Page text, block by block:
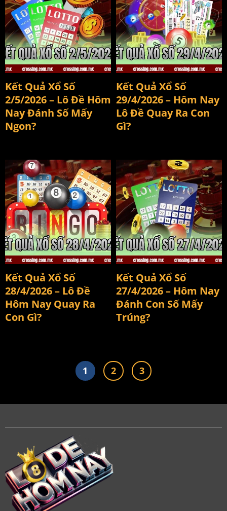
kết quả xổ số 2/5/2026
Kết Quả Xổ Số
2/5/2026 – Lô Đề Hôm
Nay Đánh Số Mấy
Ngon?
Kết quả xổ số 29/4/2026
Kết Quả Xổ Số
29/4/2026 – Hôm Nay
Lô Đề Quay Ra Con
Gì?
kết quả xổ số 28/4/2026
Kết Quả Xổ Số
28/4/2026 – Lô Đề
Hôm Nay Quay Ra
Con Gì?
Kết quả xổ số 27/4/2026
Kết Quả Xổ Số
27/4/2026 – Hôm Nay
Đánh Con Số Mấy
Trúng?
1 2 3